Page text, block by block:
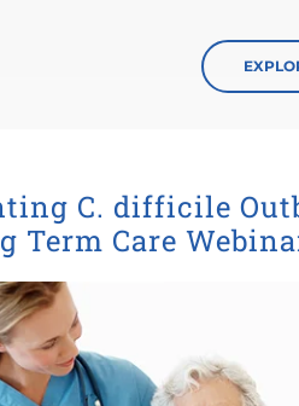
C. difficile
Term Care